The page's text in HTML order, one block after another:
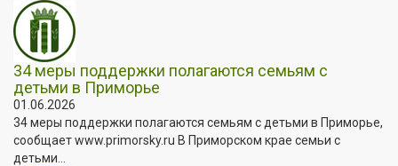
34 меры поддержки полагаются семьям с
детьми в Приморье
01.06.2026
34 меры поддержки полагаются семьям с детьми в Приморье,
сообщает www.primorsky.ru В Приморском крае семьи с
детьми...